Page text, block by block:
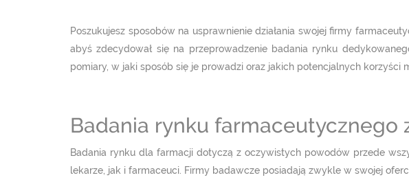
Poszukujesz sposobów na usprawnienie działania swojej firmy
abyś zdecydował się na przeprowadzenie badania rynku
pomiary, w jaki sposób się je prowadzi oraz jakich potencjalnych korzyści
Badania rynku farmaceutycznego
Badania rynku dla farmacji dotyczą z oczywistych powodów przede
lekarze, jak i farmaceuci. Firmy badawcze posiadają zwykle w swojej